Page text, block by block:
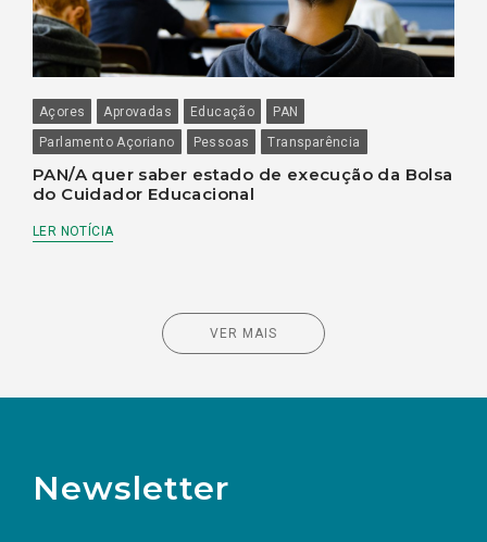
Açores Aprovadas Educação
PAN
Parlamento Açoriano
Pessoas Transparência
PAN/A quer saber estado de execução da Bolsa
do Cuidador Educacional
LER NOTÍCIA
VER MAIS
Newsletter